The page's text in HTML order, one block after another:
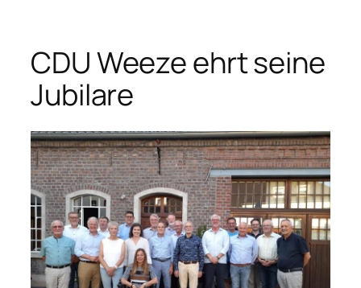
CDU Weeze ehrt seine
Jubilare